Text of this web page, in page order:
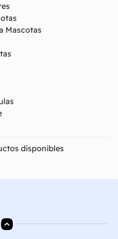
Mascotas
disponibles